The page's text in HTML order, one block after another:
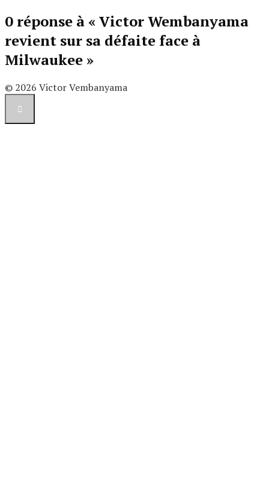
0 réponse à « Victor Wembanyama
revient sur sa défaite face à
Milwaukee »
© 2026 Victor Vembanyama